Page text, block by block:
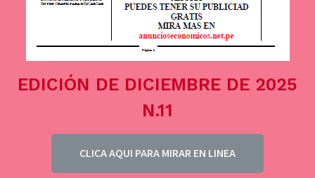
EDICIÓN DE DICIEMBRE DE 2025
N.11
CLICA AQUI PARA MIRAR EN LINEA